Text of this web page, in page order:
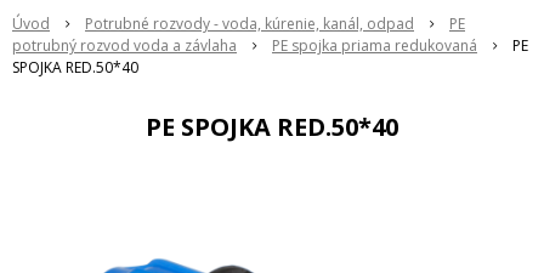
Úvod Potrubné rozvody - voda, kúrenie, kanál, odpad
PE
potrubný rozvod voda a závlaha
PE spojka priama redukovaná
PE
SPOJKA RED.50*40
PE SPOJKA RED.50*40